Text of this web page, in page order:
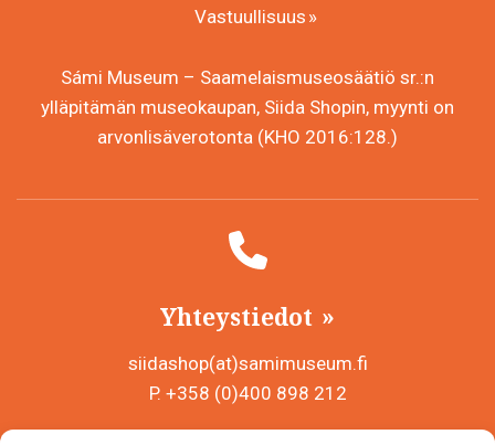
Vastuullisuus
Sámi Museum – Saamelaismuseosäätiö sr.:n
ylläpitämän museokaupan, Siida Shopin, myynti on
arvonlisäverotonta (KHO 2016:128.)
Yhteystiedot
siidashop(at)samimuseum.fi
P. +358 (0)400 898 212